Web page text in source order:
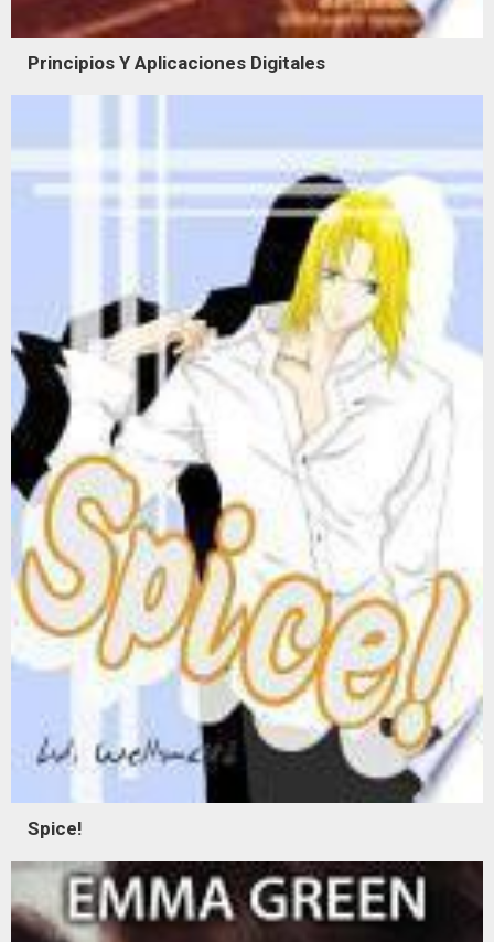
Principios Y Aplicaciones Digitales
Spice!